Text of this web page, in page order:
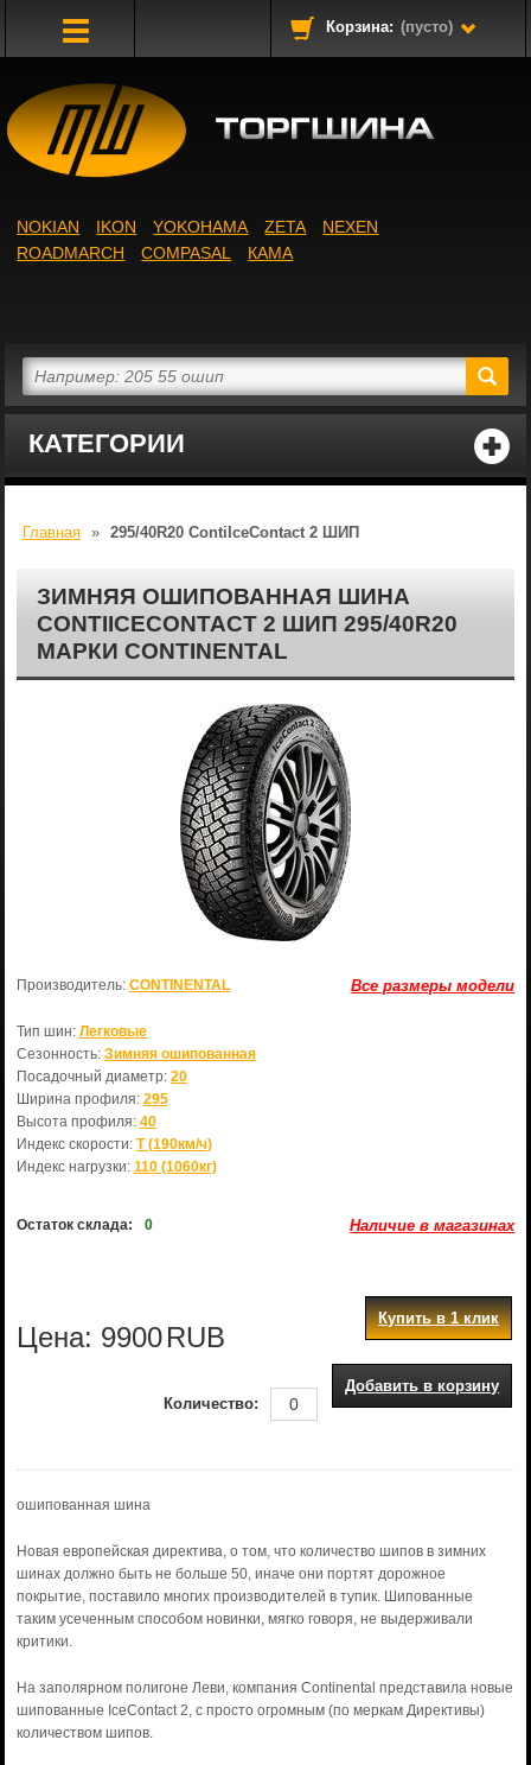
Корзина: (пусто)
КАТЕГОРИИ
NOKIAN IKON YOKOHAMA ZETA
NEXEN
ROADMARCH
COMPASAL КАМА
Главная » 295/40R20 ContiIceContact 2 ШИП
ЗИМНЯЯ ОШИПОВАННАЯ ШИНА
CONTIICECONTACT 2 ШИП 295/40R20
МАРКИ CONTINENTAL
Все размеры модели
Производитель: CONTINENTAL
Тип шин: Легковые
Сезонность: Зимняя ошипованная
Посадочный диаметр: 20
Ширина профиля: 295
Высота профиля: 40
Индекс скорости: T (190км/ч)
Индекс нагрузки: 110 (1060кг)
Остаток склада: 0 Наличие в магазинах
Цена: 9900RUB
Купить в 1 клик
Добавить в корзину
Количество:
ошипованная шина
Новая европейская директива, о том, что количество шипов в зимних
шинах должно быть не больше 50, иначе они портят дорожное
покрытие, поставило многих производителей в тупик. Шипованные
таким усеченным способом новинки, мягко говоря, не выдерживали
критики.
На заполярном полигоне Леви, компания Continental представила новые
шипованные IceContact 2, с просто огромным (по меркам Директивы)
количеством шипов.